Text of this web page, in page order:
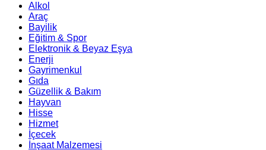
Alkol
Araç
Bayilik
Eğitim & Spor
Elektronik & Beyaz Eşya
Enerji
Gayrimenkul
Gıda
Güzellik & Bakım
Hayvan
Hisse
Hizmet
İçecek
İnşaat Malzemesi